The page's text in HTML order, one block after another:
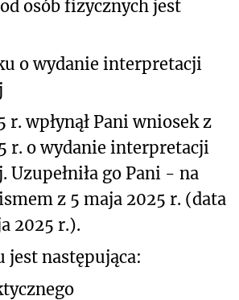
osób fizycznych jest
o wydanie interpretacji
r. wpłynął Pani wniosek z
r. o wydanie interpretacji
Uzupełniła go Pani - na
z 5 maja 2025 r. (data
2025 r.).
jest następująca: